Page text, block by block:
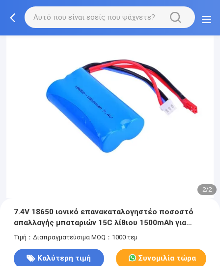
2/2
7.4V 18650 ιονικό επανακαταλογηστέο ποσοστό
απαλλαγής μπαταριών 15C λίθιου 1500mAh για
Aeromodel/το ηλεκτρικό παιχνίδι
Τιμή：Διαπραγματεύσιμα MOQ：1000 τεμ
Καλύτερη τιμή Συνομιλία τώρα